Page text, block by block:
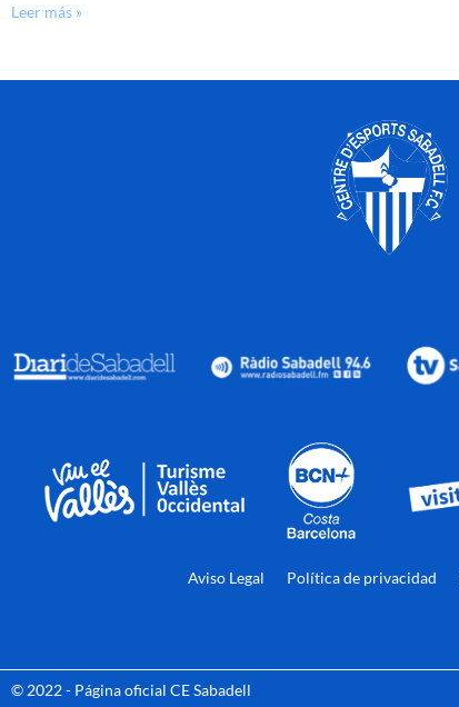
Leer más »
Aviso Legal Política de privacidad
© 2022 - Página oficial CE Sabadell